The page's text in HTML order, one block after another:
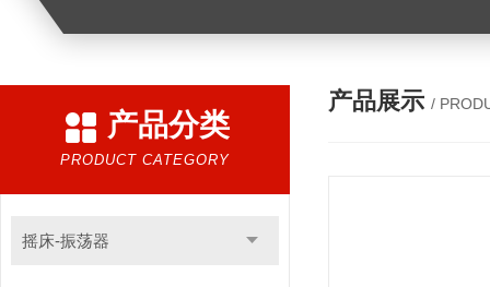
产品分类
PRODUCT CATEGORY
摇床-振荡器
产品展示 /